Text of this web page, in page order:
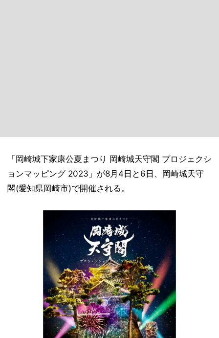
「岡崎城下家康公夏まつり 岡崎城天守閣 プロジェクシ
ョンマッピング 2023」が8月4日と6日、岡崎城天守
閣(愛知県岡崎市)で開催される。